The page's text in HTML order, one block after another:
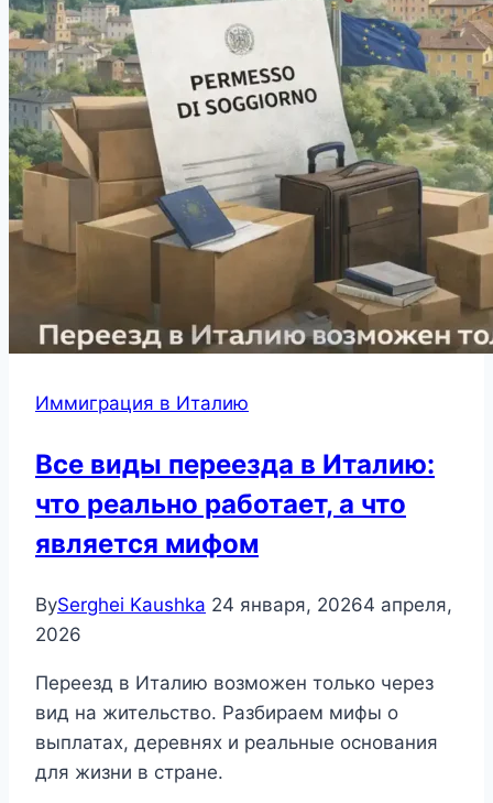
Иммиграция в Италию
Все виды переезда в Италию:
что реально работает, а что
является мифом
BySerghei Kaushka 24 января, 20264 апреля,
2026
Переезд в Италию возможен только через
вид на жительство. Разбираем мифы о
выплатах, деревнях и реальные основания
для жизни в стране.